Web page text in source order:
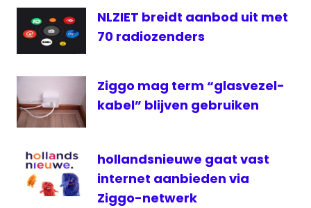
reclame
NLZIET breidt aanbod uit met
70 radiozenders
Ziggo mag term “glasvezel-
kabel” blijven gebruiken
hollandsnieuwe gaat vast
internet aanbieden via
Ziggo-netwerk